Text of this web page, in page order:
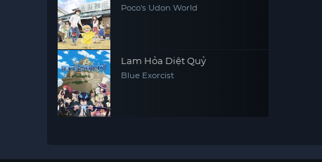
Poco's Udon World
Lam Hỏa Diệt Quỷ
Blue Exorcist